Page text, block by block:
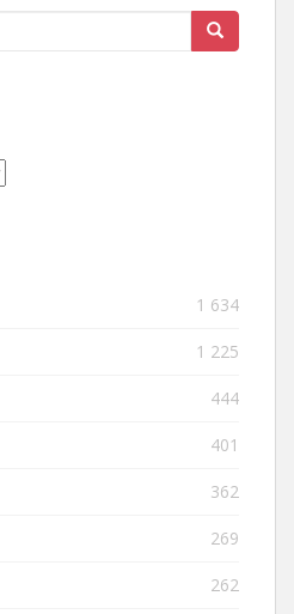
1 634
1 225
444
401
362
269
262